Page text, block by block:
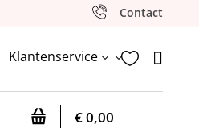
Contact


Klantenservice 3
€ 0,00